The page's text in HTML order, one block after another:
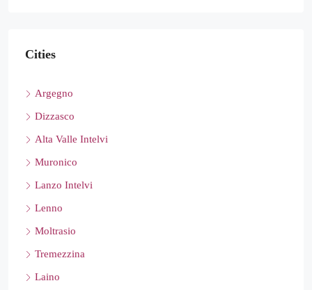
Cities
Argegno
Dizzasco
Alta Valle Intelvi
Muronico
Lanzo Intelvi
Lenno
Moltrasio
Tremezzina
Laino